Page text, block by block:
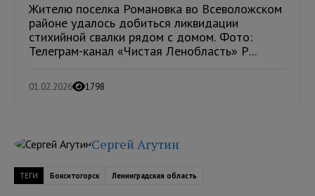
Жителю поселка Романовка во Всеволожском
районе удалось добиться ликвидации
стихийной свалки рядом с домом. Фото:
Телеграм-канал «Чистая Ленобласть» Р...
01.02.2026 1798
Сергей Агутин
ТЕГИ Бокситогорск Ленинградская область